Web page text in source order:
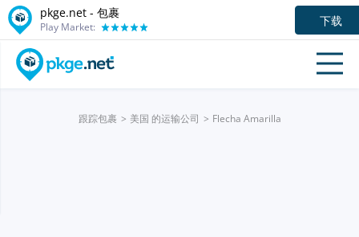
pkge.net - 包裹
Play Market: 下载
跟踪包裹 美国 的运输公司 Flecha Amarilla